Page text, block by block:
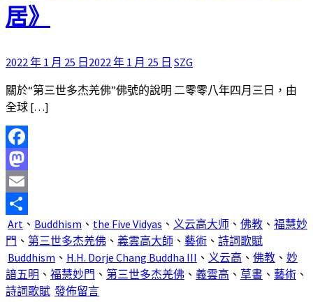
居》
2022 年 1 月 25 日 2022 年 1 月 25 日 SZG
關於“第三世多杰羌佛”佛號的說明 二零零八年四月三日，由
全球 […]
Facebook
Mastodon
Email
分
享
Art 、 Buddhism 、 the Five Vidyas 、 义云高大师 、 佛教 、 福慧妙
門 、 第三世多杰羌佛 、 義雲高大師 、 藝術 、 詩詞歌賦
Buddhism 、 H.H. Dorje Chang Buddha III 、 义云高 、 佛教 、 妙
諳五明 、 福慧妙門 、 第三世多杰羌佛 、 義雲高 、 草書 、 藝術 、
詩詞歌賦 發佈留言